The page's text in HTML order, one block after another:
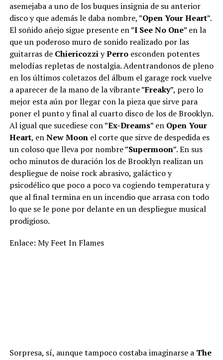
asemejaba a uno de los buques insignia de su anterior
disco y que además le daba nombre, ”Open Your Heart”.
El soñido añejo sigue presente en ”I See No One” en la
que un poderoso muro de sonido realizado por las
guitarras de ChiericozziyPerro esconden potentes
melodías repletas de nostalgia. Adentrandonos de pleno
en los últimos coletazos del álbum el garage rock vuelve
a aparecer de la mano de la vibrante ”Freaky”, pero lo
mejor esta aún por llegar con la pieza que sirve para
poner el punto y final al cuarto disco de los de Brooklyn.
Al igual que sucediese con ”Ex-Dreams” en Open Your
Heart, enNew Moonel corte que sirve de despedida es
un coloso que lleva por nombre ”Supermoon”. En sus
ocho minutos de duración los de Brooklyn realizan un
despliegue de noise rock abrasivo, galáctico y
psicodélico que poco a poco va cogiendo temperatura y
que al final termina en un incendio que arrasa con todo
lo que se le pone por delante en un despliegue musical
prodigioso.
Enlace: My Feet In Flames
Sorpresa, sí, aunque tampoco costaba imaginarse a The